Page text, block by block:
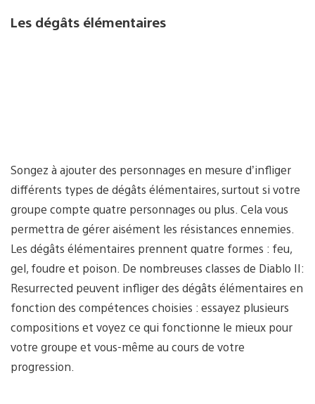
Les dégâts élémentaires
Songez à ajouter des personnages en mesure d’infliger
différents types de dégâts élémentaires, surtout si votre
groupe compte quatre personnages ou plus. Cela vous
permettra de gérer aisément les résistances ennemies.
Les dégâts élémentaires prennent quatre formes : feu,
gel, foudre et poison. De nombreuses classes de Diablo II:
Resurrected peuvent infliger des dégâts élémentaires en
fonction des compétences choisies : essayez plusieurs
compositions et voyez ce qui fonctionne le mieux pour
votre groupe et vous-même au cours de votre
progression.